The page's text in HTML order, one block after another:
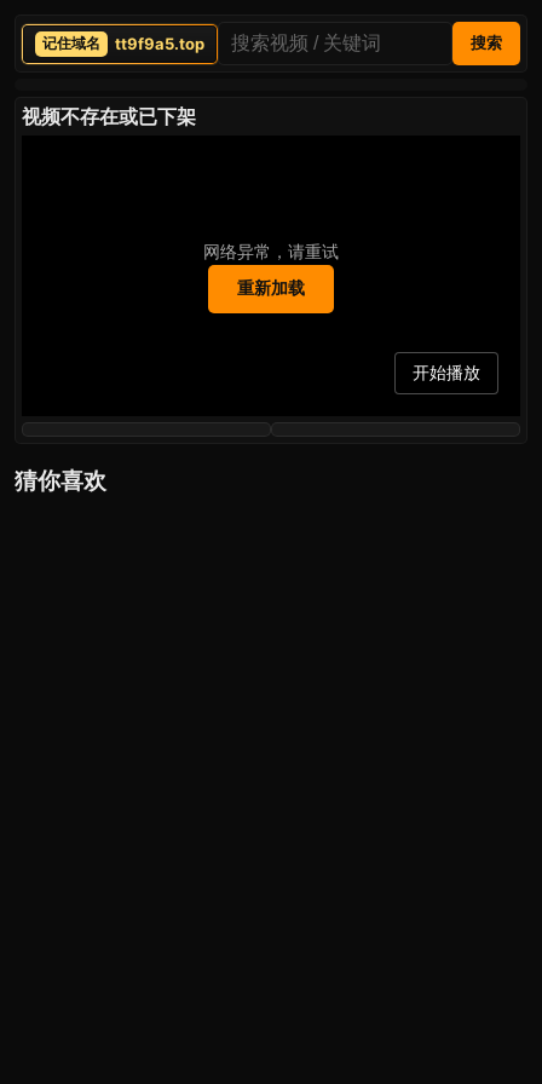
tt9f9a5.top 搜索
视频不存在或已下架
网络异常，请重试
重新加载
开始播放
猜你喜欢